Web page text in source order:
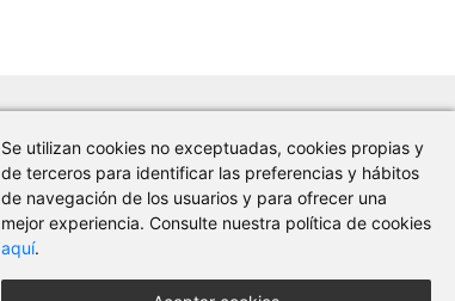
Se utilizan cookies no exceptuadas, cookies propias y
de terceros para identificar las preferencias y hábitos
de navegación de los usuarios y para ofrecer una
mejor experiencia. Consulte nuestra política de cookies
aquí.
Abrasión Herramientas Manuales
Máquina-Herramienta
Corte y Deformación
Seguridad Laboral